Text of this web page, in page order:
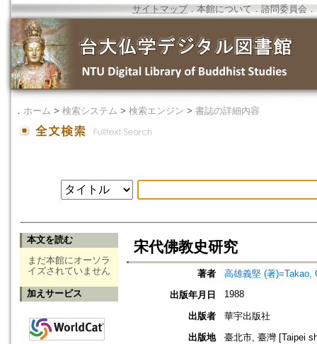
サイトマップ．本館について ． 諮問委員会 ．
． ホーム > 検索システム > 検索エンジン > 書誌の詳細内容
本文を読む
まだ本館にオーソラ
イズされていません
加えサービス
宋代佛教史研究
著者
高雄義堅 (著)=Takao,
出版年月日
1988
出版者
華宇出版社
出版地
臺北市, 臺灣 [Taipei